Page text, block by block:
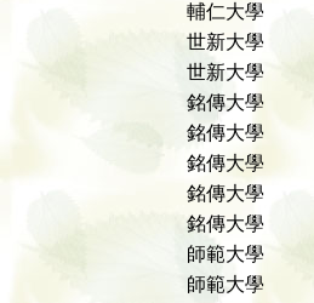
輔仁大學
世新大學
世新大學
銘傳大學
銘傳大學
銘傳大學
銘傳大學
銘傳大學
師範大學
師範大學